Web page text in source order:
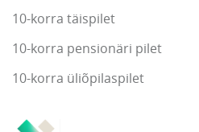
10-korra täispilet
10-korra pensionäri pilet
10-korra üliõpilaspilet